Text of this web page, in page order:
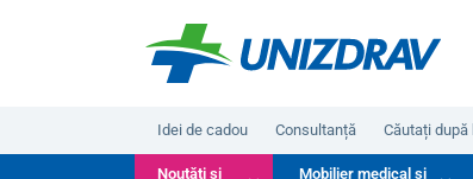
Idei de cadou Consultanță Căutați după
Noutăți și
Mobilier medical și